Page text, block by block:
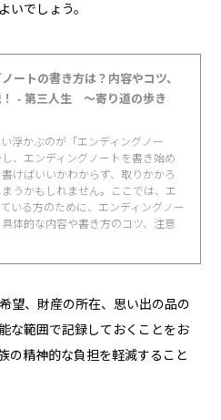
いでしょう。
ートの書き方は？内容やコツ、
！ - 第三人生 〜寄り道の歩き
浮かぶのが「エンディングノー
、エンディングノートを書き始め
けばいいかわからず、取りかかろ
うかもしれません。ここでは、エ
いる方のために、エンディングノー
体的な内容や書き方のコツ、注意
望、財産の所在、思い出の品の
な範囲で記録しておくことをお
の精神的な負担を軽減すること